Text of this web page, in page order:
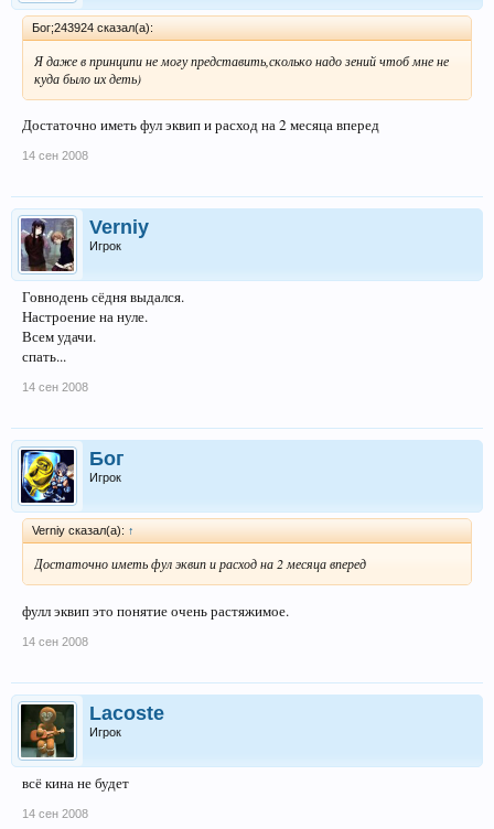
Бог;243924 сказал(а):
Я даже в принципи не могу представить,сколько надо зений чтоб мне не
куда было их деть)
Достаточно иметь фул эквип и расход на 2 месяца вперед
14 сен 2008
Verniy
Игрок
Говнодень сёдня выдался.
Настроение на нуле.
Всем удачи.
спать...
14 сен 2008
Бог
Игрок
Verniy сказал(а): ↑
Достаточно иметь фул эквип и расход на 2 месяца вперед
фулл эквип это понятие очень растяжимое.
14 сен 2008
Lacoste
Игрок
всё кина не будет
14 сен 2008